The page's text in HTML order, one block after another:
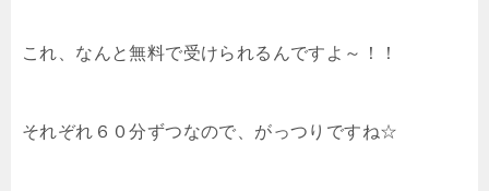
これ、なんと無料で受けられるんですよ～！！
それぞれ６０分ずつなので、がっつりですね☆